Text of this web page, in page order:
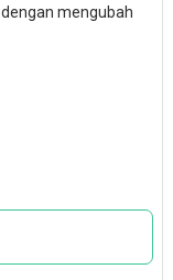
mengubah